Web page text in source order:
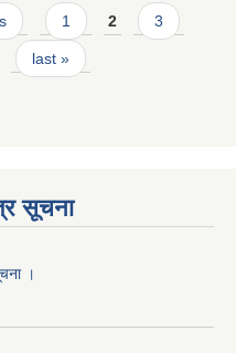
1 2 3
last »
सूचना
।